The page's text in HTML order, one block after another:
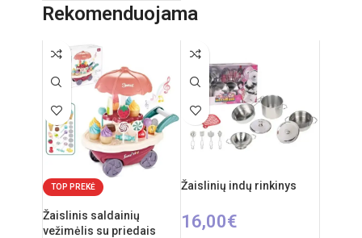
43 x 50 cm
49 x 67 cm
Rekomenduojamas amžius:
nuo 3 metų
Rekomenduojama
TOP PREKĖ
Žaislinis saldainių
vežimėlis su priedais
Žaislinių indų rinkinys
16,00€